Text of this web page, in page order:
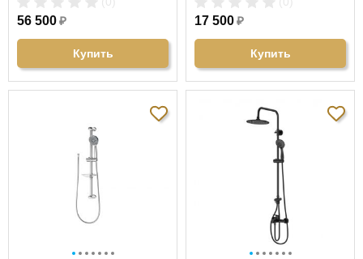
Цвет унитаза:
Длина:75 см
74 см
56 500₽
Купить
17 500₽
Купить